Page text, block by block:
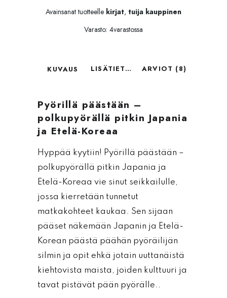
Avainsanat tuotteelle kirjat, tuija kauppinen
Varasto: 4varastossa
KUVAUS LISÄTIETOA TUOTTEESTA ARVIOT (8)
Pyörillä päästään –
polkupyörällä pitkin Japania
ja Etelä-Koreaa
Hyppää kyytiin! Pyörillä päästään –
polkupyörällä pitkin Japania ja
Etelä-Koreaa vie sinut seikkailulle,
jossa kierretään tunnetut
matkakohteet kaukaa. Sen sijaan
pääset näkemään Japanin ja Etelä-
Korean päästä päähän pyöräilijän
silmin ja opit ehkä jotain uuttanäistä
kiehtovista maista, joiden kulttuuri ja
tavat pistävät pään pyörälle..